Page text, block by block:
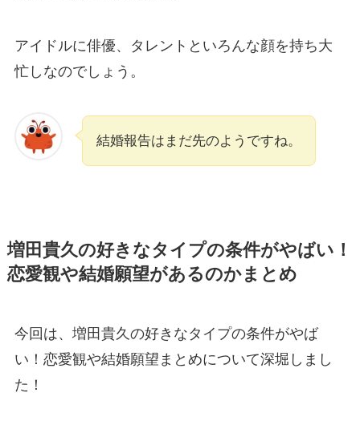
アイドルに俳優、タレントといろんな顔を持ち大
忙しなのでしょう。
結婚報告はまだ先のようですね。
増田貴久の好きなタイプの条件がやばい！
恋愛観や結婚願望があるのかまとめ
今回は、増田貴久の好きなタイプの条件がやば
い！恋愛観や結婚願望まとめについて深堀しまし
た！